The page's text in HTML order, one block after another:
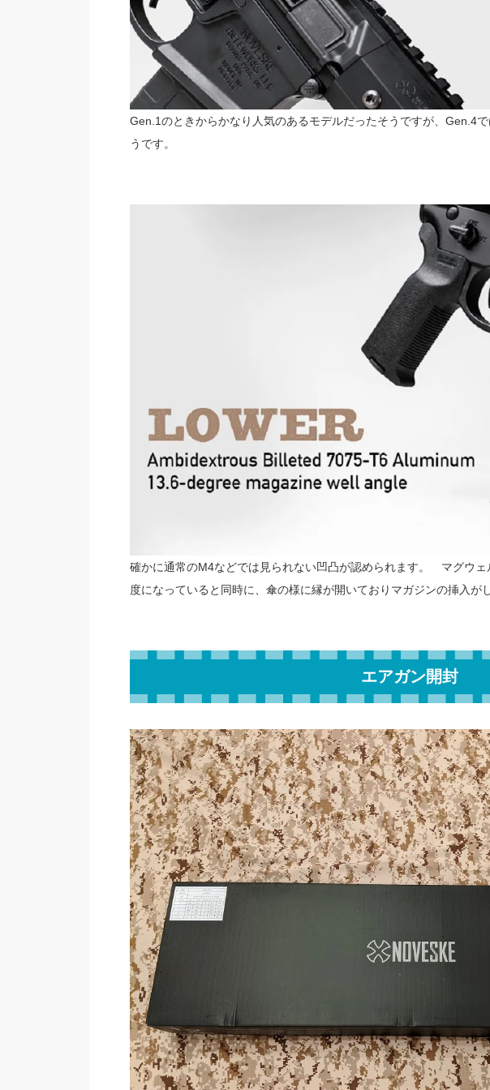
Gen.1のときからかなり人気のあるモデルだったそうですが、Gen.4
うです。
確かに通常のM4などでは見られない凹凸が認められます。 マグウェ
度になっていると同時に、傘の様に縁が開いておりマガジンの挿入が
エアガン開封